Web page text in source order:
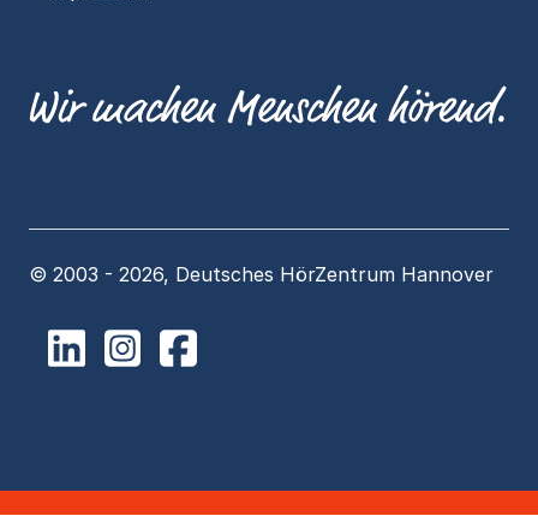
© 2003 - 2026, Deutsches HörZentrum Hannover